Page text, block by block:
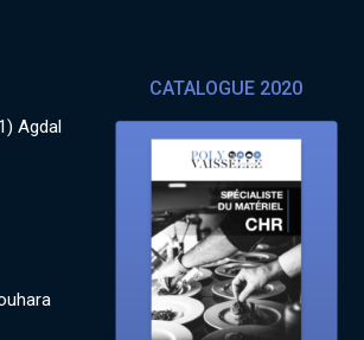
Agdal
CATALOGUE 2020